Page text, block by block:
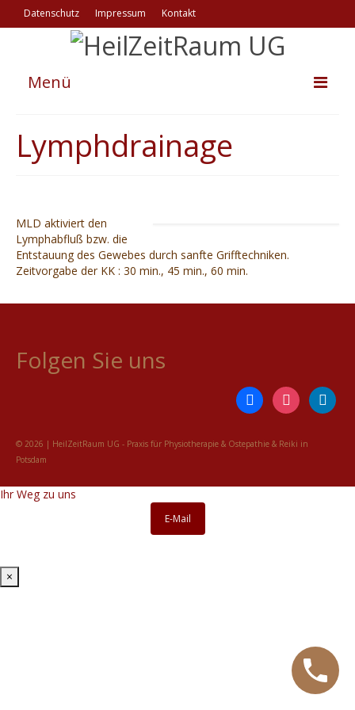
Datenschutz Impressum Kontakt
Menü
Physiotherapie
Reiki
aktuelle Angebote
Impressum
Lymphdrainage
MLD aktiviert den
Lymphabfluß bzw. die
Entstauung des Gewebes durch sanfte Grifftechniken.
Zeitvorgabe der KK : 30 min., 45 min., 60 min.
Folgen Sie uns
facebookinstagramlinkedin
© 2026 | HeilZeitRaum UG - Praxis für Physiotherapie & Ostepathie & Reiki in
Potsdam
Ihr Weg zu uns
E-Mail
×